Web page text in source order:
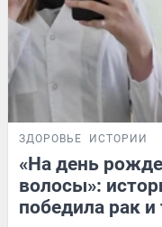
ЗДОРОВЬЕ ИСТОРИИ
«На день
волосы»:
победила рак и